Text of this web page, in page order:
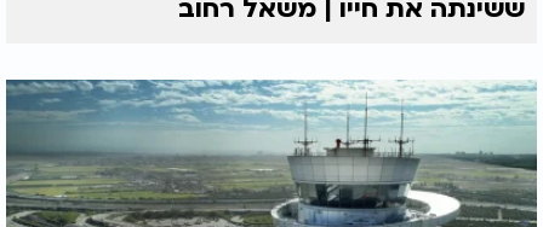
ששינתה את חייו | משאל רחוב